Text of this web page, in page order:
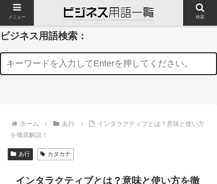
ビジネス用語検索：
ホーム あ行
インタラクティブとは？意味と使い方
を徹底解説！
あ行 カタカナ
インタラクティブとは？意味と使い方を徹
メニュー 検索